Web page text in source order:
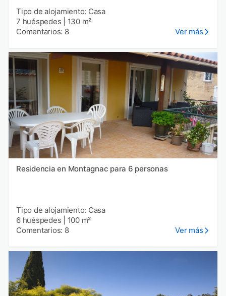
Tipo de alojamiento: Casa
7 huéspedes
130 m²
Comentarios: 8
Ver más
Residencia en Montagnac para 6 personas
Tipo de alojamiento: Casa
6 huéspedes
100 m²
Comentarios: 8
Ver más